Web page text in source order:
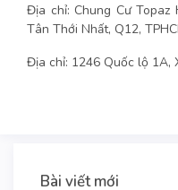
Địa chỉ: Chung Cư Topaz
Tân Thới Nhất, Q12,
Địa chỉ: 1246 Quốc lộ 1A,
Bài viết mới